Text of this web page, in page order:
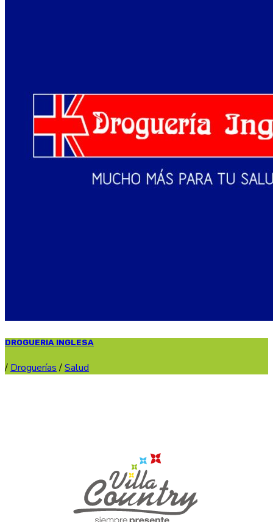
DROGUERIA INGLESA
/ Droguerías/Salud